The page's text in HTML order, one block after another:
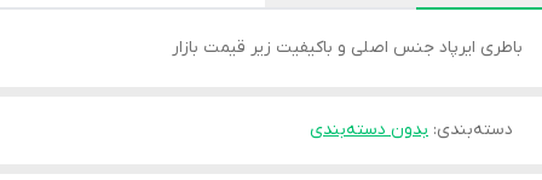
باطری ایرپاد جنس اصلی و باکیفیت زیر قیمت بازار
دسته‌بندی: بدون دسته‌بندی